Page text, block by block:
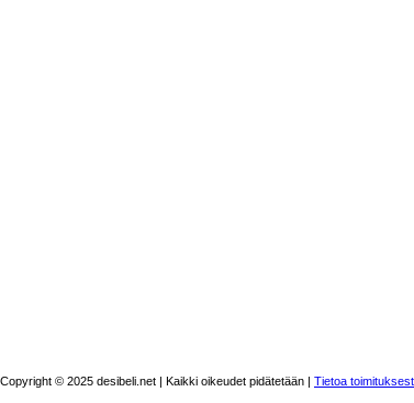
Copyright © 2025 desibeli.net | Kaikki oikeudet pidätetään | Tietoa